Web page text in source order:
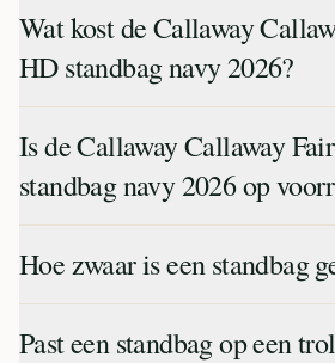
Wat kost de Callaway
HD standbag navy 2026?
Is de Callaway Callaway
standbag navy 2026 op
Hoe zwaar is een standbag
Past een standbag op een